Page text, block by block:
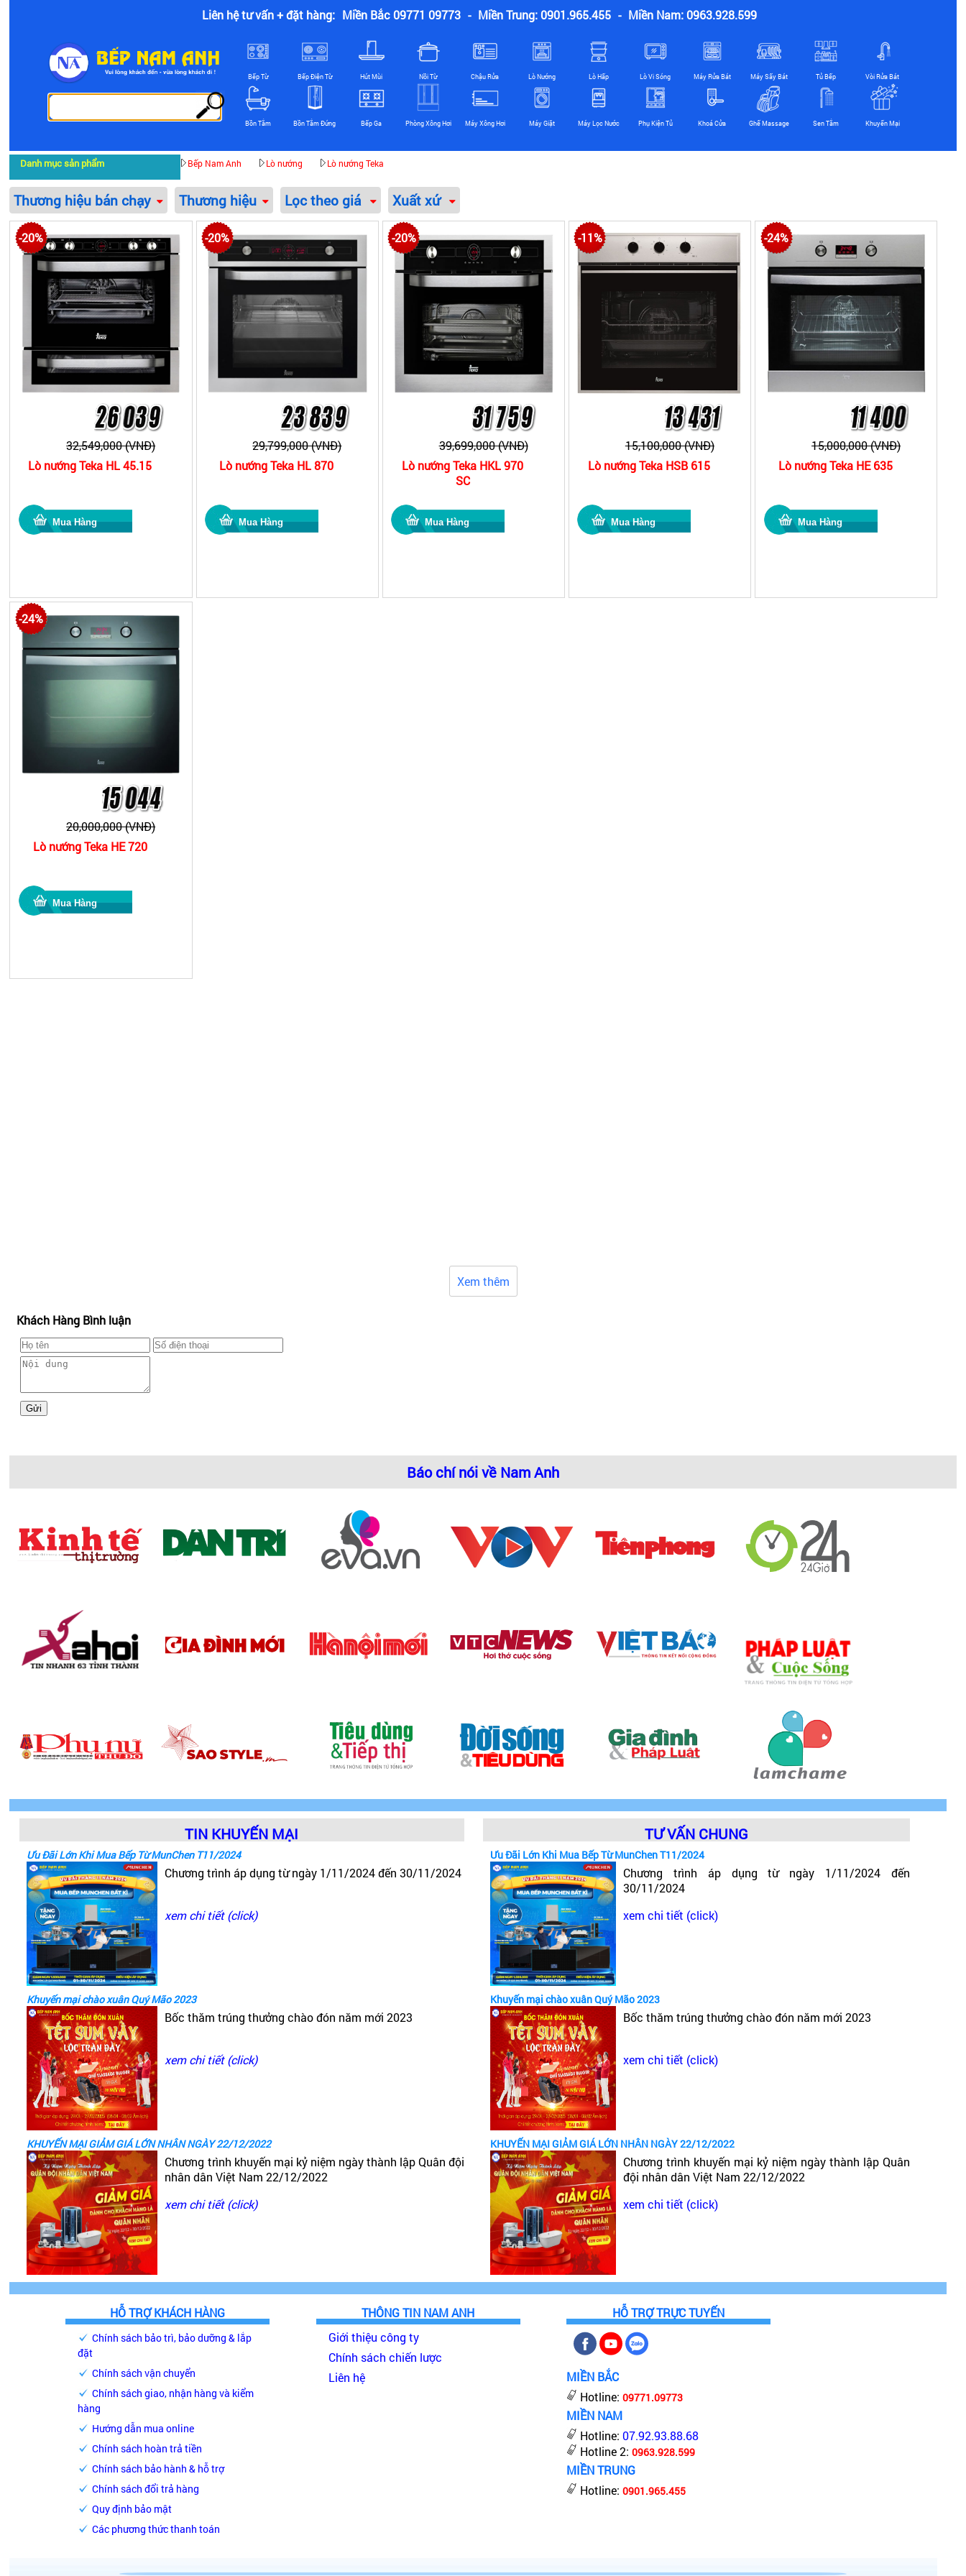
Liên hệ tư vấn + đặt hàng: Miền Bắc 09771 09773 - Miền Trung: 0901.965.455 - Miền Nam: 0963.928.599
Bếp Từ Bếp Điện Từ Hút Mùi Nồi Từ Chậu Rửa Lò Nướng Lò Hấp Lò Vi Sóng Máy Rửa Bát Máy Sấy Bát Tủ Bếp Vòi Rửa Bát
Bồn Tắm Bồn Tắm Đứng Bếp Ga Phòng Xông Hơi Máy Xông Hơi Máy Giặt Máy Lọc Nước Phụ Kiện Tủ Khoá Cửa Ghế Massage Sen Tắm Khuyến Mại
Danh mục sản phẩm Bếp Nam Anh Lò nướng Lò nướng Teka
Thương hiệu bán chạy Thương hiệu Lọc theo giá Xuất xứ
-20%
32,549,000 (VNĐ)
Lò nướng Teka HL 45.15
-20%
29,799,000 (VNĐ)
Lò nướng Teka HL 870
-20%
39,699,000 (VNĐ)
Lò nướng Teka HKL 970
SC
-11%
15,100,000 (VNĐ)
Lò nướng Teka HSB 615
-24%
15,000,000 (VNĐ)
Lò nướng Teka HE 635
-24%
20,000,000 (VNĐ)
Lò nướng Teka HE 720
Xem thêm
Khách Hàng Bình luận
Báo chí nói về Nam Anh
TIN KHUYẾN MẠI
Ưu Đãi Lớn Khi Mua Bếp Từ MunChen T11/2024
Chương trình áp dụng từ ngày 1/11/2024 đến 30/11/2024
xem chi tiết (click)
Khuyến mại chào xuân Quý Mão 2023
Bốc thăm trúng thưởng chào đón năm mới 2023
xem chi tiết (click)
KHUYẾN MẠI GIẢM GIÁ LỚN NHÂN NGÀY 22/12/2022
Chương trình khuyến mại kỷ niệm ngày thành lập Quân đội
nhân dân Việt Nam 22/12/2022
xem chi tiết (click)
TƯ VẤN CHUNG
Ưu Đãi Lớn Khi Mua Bếp Từ MunChen T11/2024
Chương trình áp dụng từ ngày 1/11/2024 đến
30/11/2024
xem chi tiết (click)
Khuyến mại chào xuân Quý Mão 2023
Bốc thăm trúng thưởng chào đón năm mới 2023
xem chi tiết (click)
KHUYẾN MẠI GIẢM GIÁ LỚN NHÂN NGÀY 22/12/2022
Chương trình khuyến mại kỷ niệm ngày thành lập Quân
đội nhân dân Việt Nam 22/12/2022
xem chi tiết (click)
HỖ TRỢ KHÁCH HÀNG
Chính sách bảo trì, bảo dưỡng & lắp
đặt
Chính sách vận chuyển
Chính sách giao, nhận hàng và kiểm
hàng
Hướng dẫn mua online
Chính sách hoàn trả tiền
Chính sách bảo hành & hỗ trợ
Chính sách đổi trả hàng
Quy định bảo mật
Các phương thức thanh toán
THÔNG TIN NAM ANH
Giới thiệu công ty
Chính sách chiến lược
Liên hệ
HỖ TRỢ TRỰC TUYẾN
MIỀN BẮC
Hotline:09771.09773
MIỀN NAM
Hotline:07.92.93.88.68
Hotline 2:0963.928.599
MIỀN TRUNG
Hotline:0901.965.455